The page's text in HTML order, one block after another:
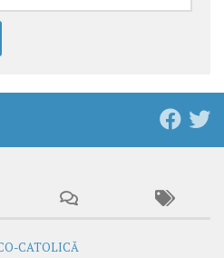
CATOLICĂ